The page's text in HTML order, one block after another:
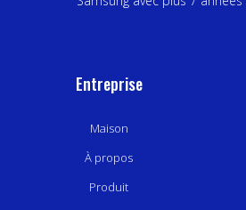
Entreprise
Maison
À propos
Produit